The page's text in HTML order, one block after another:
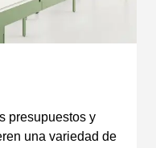
presupuestos y
una variedad de